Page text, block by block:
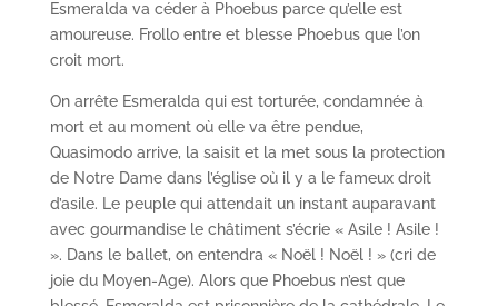
Esmeralda va céder à Phoebus parce qu’elle est
amoureuse. Frollo entre et blesse Phoebus que l’on
croit mort.
On arrête Esmeralda qui est torturée, condamnée à
mort et au moment où elle va être pendue,
Quasimodo arrive, la saisit et la met sous la protection
de Notre Dame dans l’église où il y a le fameux droit
d’asile. Le peuple qui attendait un instant auparavant
avec gourmandise le châtiment s’écrie « Asile ! Asile !
». Dans le ballet, on entendra « Noël ! Noël ! » (cri de
joie du Moyen-Age). Alors que Phoebus n’est que